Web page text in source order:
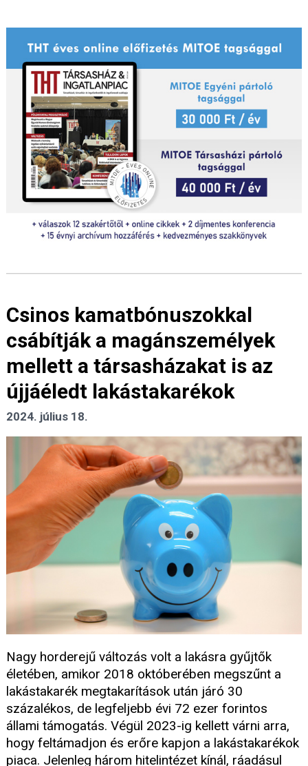
Csinos kamatbónuszokkal
csábítják a magánszemélyek
mellett a társasházakat is az
újjáéledt lakástakarékok
2024. július 18.
Nagy horderejű változás volt a lakásra gyűjtők
életében, amikor 2018 októberében megszűnt a
lakástakarék megtakarítások után járó 30
százalékos, de legfeljebb évi 72 ezer forintos
állami támogatás. Végül 2023-ig kellett várni arra,
hogy feltámadjon és erőre kapjon a lakástakarékok
piaca. Jelenleg három hitelintézet kínál, ráadásul